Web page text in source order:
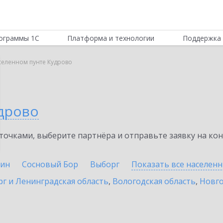
1С Платформа и технологии Поддержка
пунте Кудрово
выберите партнёра и отправьте заявку на
Сосновый Бор Выборг Показать все
и Ленинградская область, Вологодская область,